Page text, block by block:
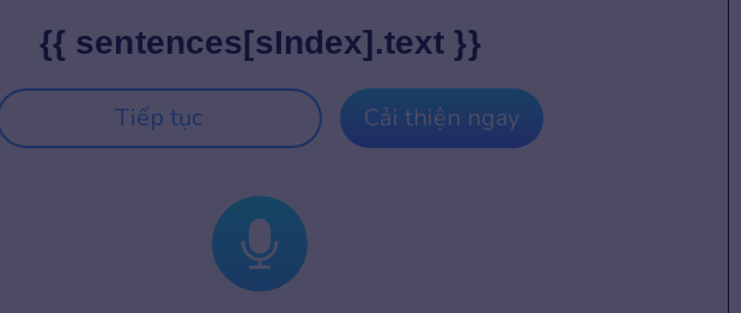
{{ sentences[sIndex].text }}
Tiếp tục Cải thiện ngay